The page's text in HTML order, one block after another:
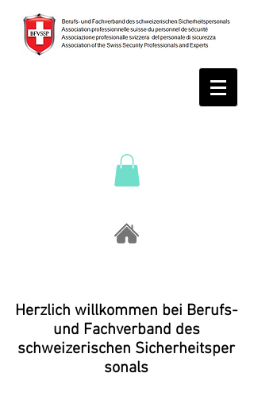
Herzlich willkommen bei Berufs-
und Fachverband des
schweizerischen Sicherheitsper
sonals
Startseite